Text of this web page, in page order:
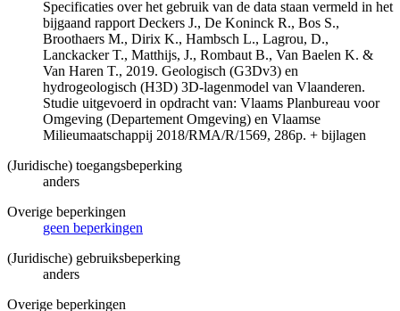
Specificaties over het gebruik van de data staan vermeld in het
bijgaand rapport Deckers J., De Koninck R., Bos S.,
Broothaers M., Dirix K., Hambsch L., Lagrou, D.,
Lanckacker T., Matthijs, J., Rombaut B., Van Baelen K. &
Van Haren T., 2019. Geologisch (G3Dv3) en
hydrogeologisch (H3D) 3D-lagenmodel van Vlaanderen.
Studie uitgevoerd in opdracht van: Vlaams Planbureau voor
Omgeving (Departement Omgeving) en Vlaamse
Milieumaatschappij 2018/RMA/R/1569, 286p. + bijlagen
(Juridische) toegangsbeperking
anders
Overige beperkingen
geen beperkingen
(Juridische) gebruiksbeperking
anders
Overige beperkingen